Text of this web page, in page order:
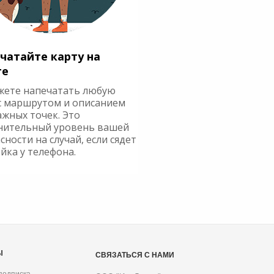
карту на
напечатать любую
маршрутом и описанием
точек. Это
уровень вашей
на случай, если сядет
у телефона.
СВЯЗАТЬСЯ С НАМИ